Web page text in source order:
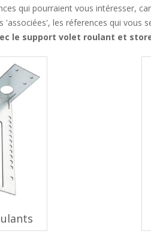
qui pourraient vous intéresser, car
les réferences qui vous
le support volet roulant et store